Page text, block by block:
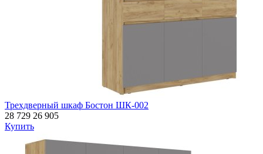
Трехдверный шкаф Бостон ШК-002
28 729 26 905
Купить